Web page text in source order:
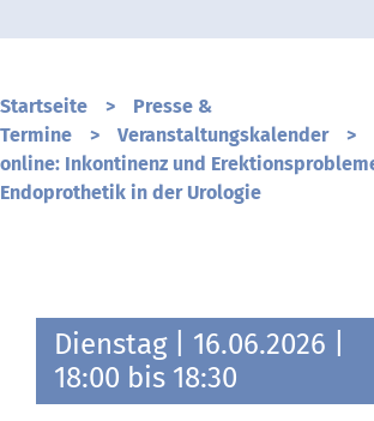
Startseite >
Presse &
Termine
> Veranstaltungskalender >
online: Inkontinenz und
Endoprothetik in der Urologie
Dienstag| 16.06.2026 |
18:00 bis 18:30